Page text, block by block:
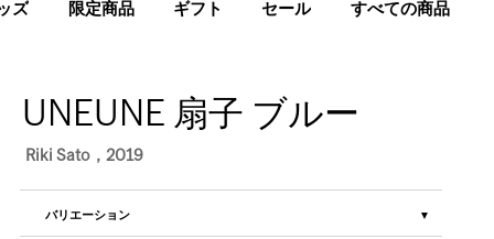
ズ 限定商品 ギフト セール すべての商品
UNEUNE 扇子 ブルー
Riki Sato，2019
バリエーション